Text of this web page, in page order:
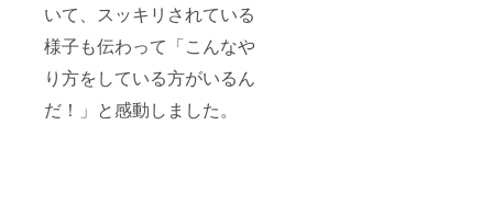
いて、スッキリされている
様子も伝わって「こんなや
り方をしている方がいるん
だ！」と感動しました。